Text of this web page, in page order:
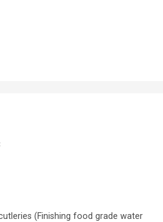
(Finishing food grade water